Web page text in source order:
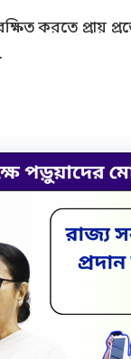
করতে প্রায়